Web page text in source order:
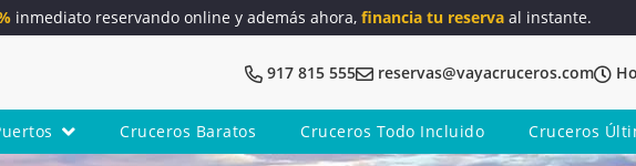
inmediato reservando online y además ahora, financia tu reserva al instante.
917 815 555 reservas@vayacruceros.com
Cruceros Baratos Cruceros Todo Incluido Cruceros